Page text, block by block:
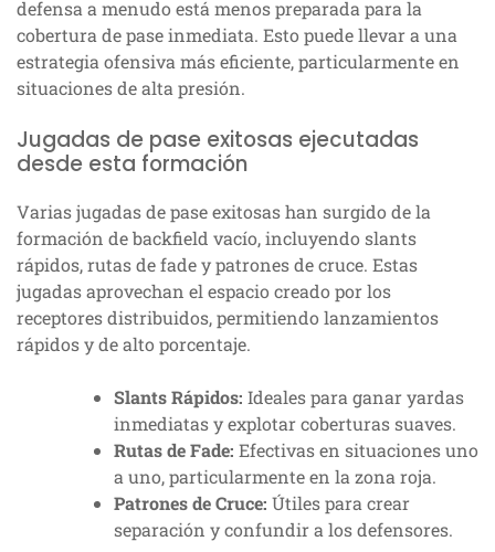
defensa a menudo está menos preparada para la
cobertura de pase inmediata. Esto puede llevar a una
estrategia ofensiva más eficiente, particularmente en
situaciones de alta presión.
Jugadas de pase exitosas ejecutadas
desde esta formación
Varias jugadas de pase exitosas han surgido de la
formación de backfield vacío, incluyendo slants
rápidos, rutas de fade y patrones de cruce. Estas
jugadas aprovechan el espacio creado por los
receptores distribuidos, permitiendo lanzamientos
rápidos y de alto porcentaje.
Slants Rápidos: Ideales para ganar yardas
inmediatas y explotar coberturas suaves.
Rutas de Fade: Efectivas en situaciones uno
a uno, particularmente en la zona roja.
Patrones de Cruce: Útiles para crear
separación y confundir a los defensores.